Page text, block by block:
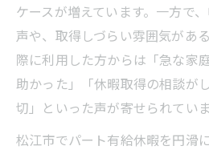
ケースが増えています。一方で
声や、取得しづらい雰囲気があ
際に利用した方からは「急な家
助かった」「休暇取得の相談が
切」といった声が寄せられていま
松江市でパート有給休暇を円滑